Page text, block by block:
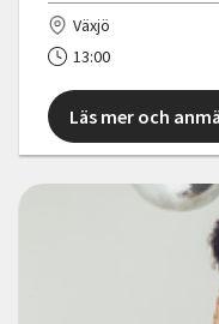
Växjö
13:00
Läs mer och